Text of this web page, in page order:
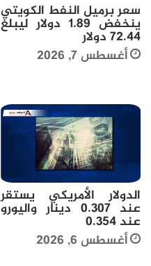
سعر برميل النفط الكويتي
ينخفض 1.89 دولار ليبلغ
72.44 دولار
أغسطس 7, 2026
الدولار الأمريكي يستقر
عند 0.307 دينار واليورو
عند 0.354
أغسطس 6, 2026